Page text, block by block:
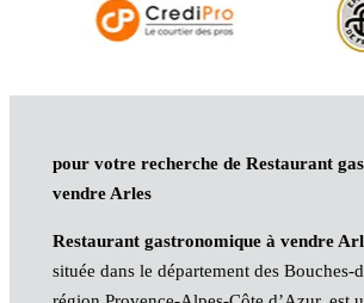
pour votre recherche de Restaurant
vendre Arles
Restaurant gastronomique à vendre
située dans le département des Bouches-